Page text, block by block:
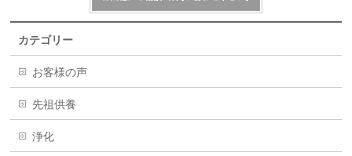
カテゴリー
お客様の声
先祖供養
浄化